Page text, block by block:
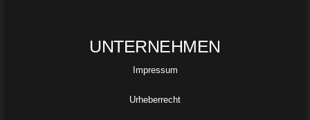
UNTERNEHMEN
Impressum
Urheberrecht